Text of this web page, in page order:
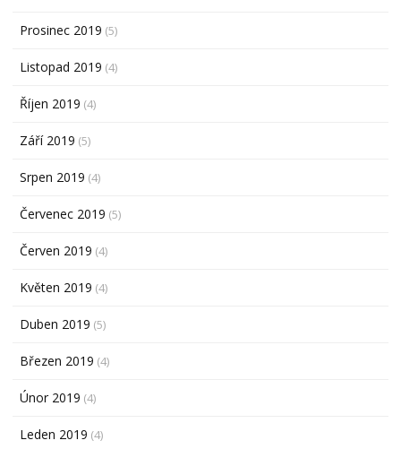
Prosinec 2019 (5)
Listopad 2019 (4)
Říjen 2019 (4)
Září 2019 (5)
Srpen 2019 (4)
Červenec 2019 (5)
Červen 2019 (4)
Květen 2019 (4)
Duben 2019 (5)
Březen 2019 (4)
Únor 2019 (4)
Leden 2019 (4)